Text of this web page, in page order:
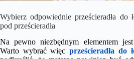
Wybierz odpowiednie prześcieradła do
pod prześcieradła
Na pewno niezbędnym elementem
Warto wybrać więcprześcieradła do